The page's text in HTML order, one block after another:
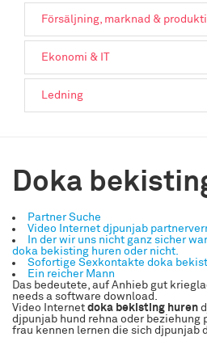
Försäljning, marknad &
Ekonomi & IT
Ledning
Doka
Partner Suche
Video Internet djpunjab
In der wir uns nicht ganz sicher
doka bekisting huren oder nicht.
Sofortige Sexkontakte doka
Ein reicher Mann
Das bedeutete, auf Anhieb gut
needs a software download.
Video Internet doka bekisting huren
djpunjab hund rehna oder beziehung
frau kennen lernen die sich djpunjab